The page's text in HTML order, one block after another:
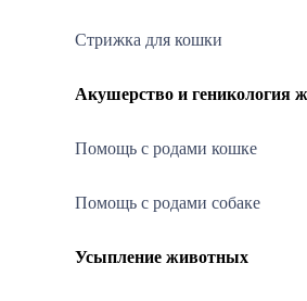
Стрижка для кошки
Акушерство и геникология
Помощь с родами кошке
Помощь с родами собаке
Усыпление животных